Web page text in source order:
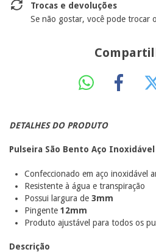
Trocas e devoluções
Se não gostar, você pode trocar
DETALHES DO PRODUTO
Pulseira São Bento Aço Inoxidável
Confeccionado em aço inoxidável
Resistente à água e transpiração
Possui largura de 3mm
Pingente 12mm
Produto ajustável para todos os
Descrição